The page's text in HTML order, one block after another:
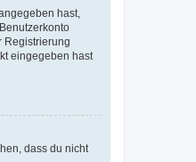
hast,
Registrierung
eingegeben hast
dass du nicht